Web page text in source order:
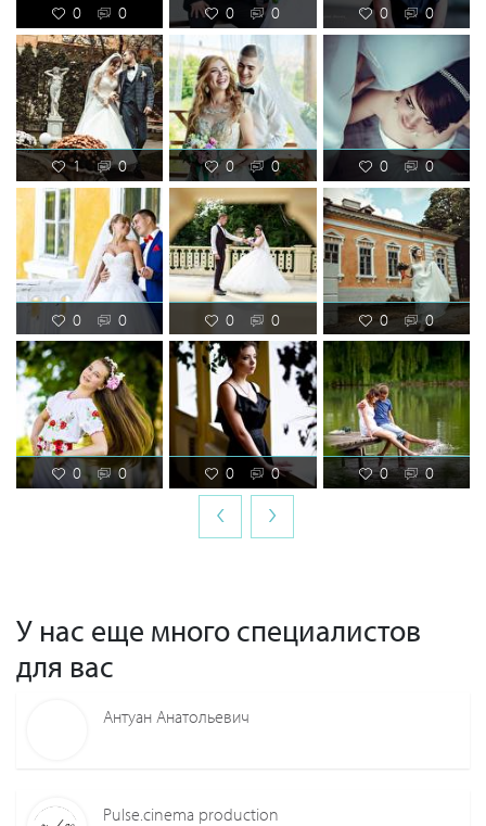
0 0 0 0 0 0
1 0 0 0 0 0
0 0 0 0 0 0
0 0 0 0 0 0
‹ ›
У нас еще много специалистов
для вас
Антуан Анатольевич
Pulse.cinema production